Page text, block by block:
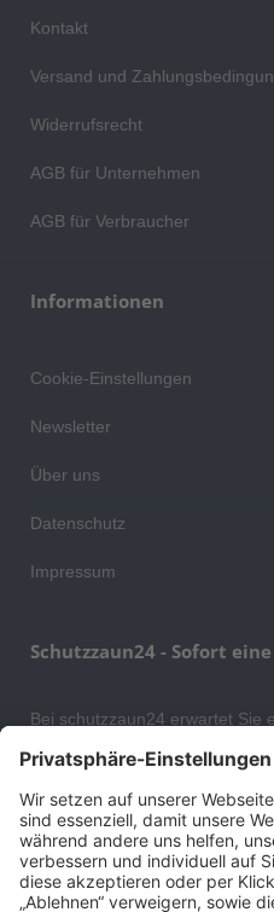
Kontakt
Versand und
Widerrufsrecht
AGB für Unternehmen
AGB für Verbraucher
Informationen
Cookie-Einstellungen
Newsletter
Über uns
Datenschutz
Impressum
Schutzzaun24 - Sofort
Bei schutzzaun24 erwartet Sie
Schutzgittern,
auch Ihr Wohngebäude
können. An unserem
Sortiment von Lagerartikeln,